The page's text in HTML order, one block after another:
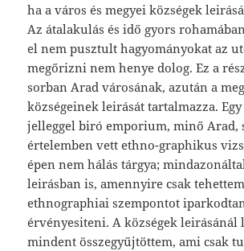
ha a város és megyei községek
Az átalakulás és idő gyors
el nem pusztult hagyományokat az
megőrizni nem henye dolog. Ez a
sorban Arad városának, azután a
községeinek leirását tartalmazza.
jelleggel biró emporium, minő Arad,
értelemben vett ethno-graphikus
épen nem hálás tárgya;
leirásban is, amennyire csak
ethnographiai szempontot
érvényesiteni. A községek leirásánál
mindent összegyűjtöttem, ami csak